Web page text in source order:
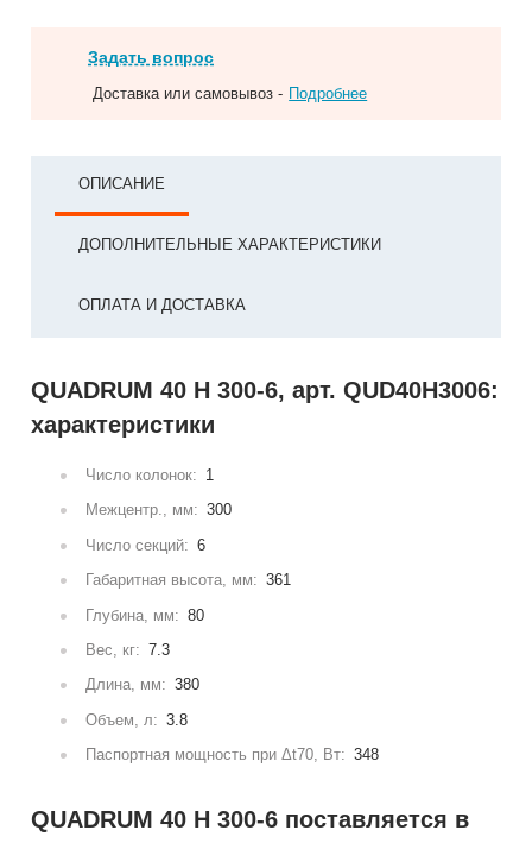
Задать вопрос
Доставка или самовывоз - Подробнее
ОПИСАНИЕ
ДОПОЛНИТЕЛЬНЫЕ ХАРАКТЕРИСТИКИ
ОПЛАТА И ДОСТАВКА
QUADRUM 40 H 300-6, арт. QUD40H3006:
характеристики
Число колонок: 1
Межцентр., мм: 300
Число секций: 6
Габаритная высота, мм: 361
Глубина, мм: 80
Вес, кг: 7.3
Длина, мм: 380
Объем, л: 3.8
Паспортная мощность при Δt70, Вт: 348
QUADRUM 40 H 300-6 поставляется в